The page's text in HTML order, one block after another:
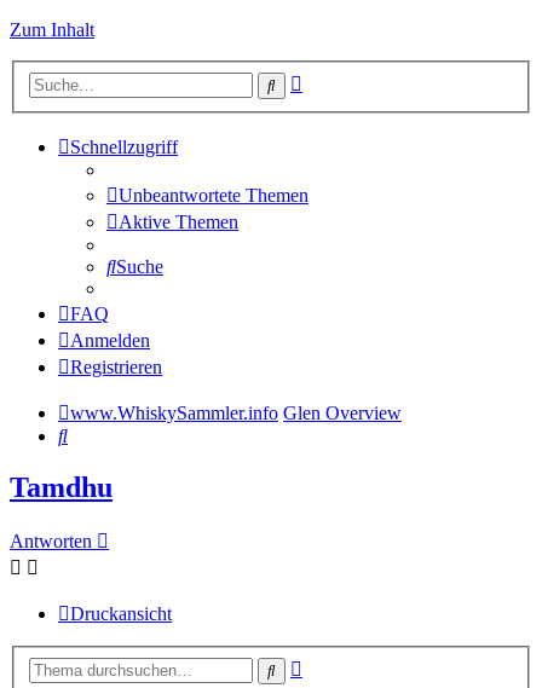
Zum Inhalt
Suche
Schnellzugriff
Unbeantwortete Themen
Aktive Themen
Suche
FAQ
Anmelden
Registrieren
www.WhiskySammler.info Glen Overview
Suche
Tamdhu
Antworten
Druckansicht
Suche